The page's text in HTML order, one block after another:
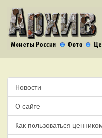
Новости
О сайте
Как пользоваться